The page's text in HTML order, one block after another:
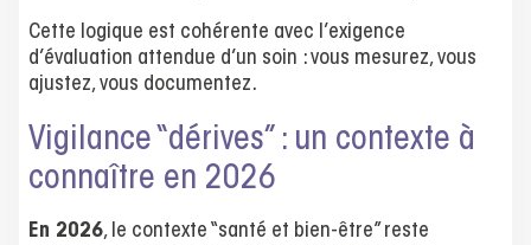
Cette logique est cohérente avec l’exigence
d’évaluation attendue d’un soin : vous mesurez, vous
ajustez, vous documentez.
Vigilance “dérives” : un contexte à
connaître en 2026
En 2026, le contexte “santé et bien-être” reste